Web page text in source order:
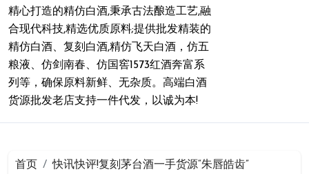
精心打造的精仿白酒,秉承古法酿造工艺,融
合现代科技,精选优质原料;提供批发精装的
精仿白酒、复刻白酒,精仿飞天白酒，仿五
粮液、仿剑南春、仿国窖1573红酒奔富系
列等，确保原料新鲜、无杂质。高端白酒
货源批发老店支持一件代发，以诚为本!
首页 快讯快评!复刻茅台酒一手货源“朱唇皓齿”